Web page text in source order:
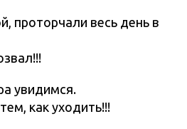
проторчали весь день в
увидимся.
как уходить!!!